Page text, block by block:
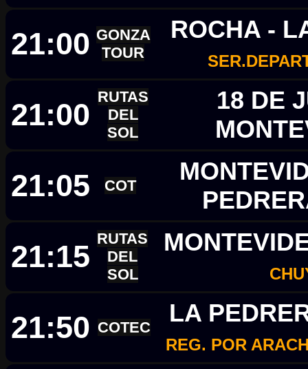
21:00 GONZA
TOUR
ROCHA -
21:00
RUTAS
DEL
SOL
18 DE
21:05 COT
21:15
RUTAS
DEL
SOL
21:50 COTEC
LA
REG. POR